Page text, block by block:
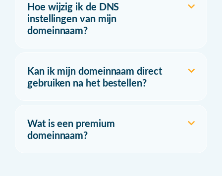
Hoe wijzig ik de DNS
instellingen van mijn
domeinnaam?
Kan ik mijn domeinnaam direct
gebruiken na het bestellen?
Wat is een premium
domeinnaam?